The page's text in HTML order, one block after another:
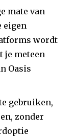
mate van
eigen
wordt
je meteen
Oasis
gebruiken,
zonder